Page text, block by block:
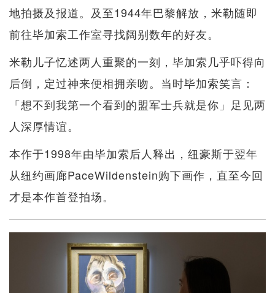
地拍摄及报道。及至1944年巴黎解放，米勒随即
前往毕加索工作室寻找阔别数年的好友。
米勒儿子忆述两人重聚的一刻，毕加索几乎吓得向
后倒，定过神来便相拥亲吻。当时毕加索笑言：
「想不到我第一个看到的盟军士兵就是你」足见两
人深厚情谊。
本作于1998年由毕加索后人释出，纽豪斯于翌年
从纽约画廊PaceWildenstein购下画作，直至今回
才是本作首登拍场。